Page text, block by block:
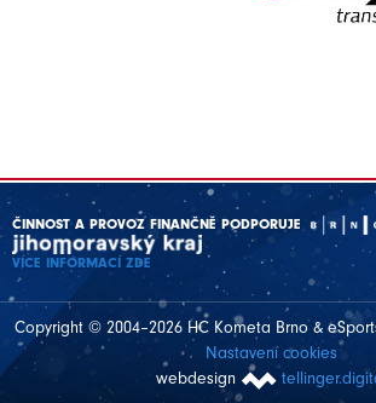
ČINNOST A PROVOZ FINANČNĚ PODPORUJE
VÍCE INFORMACÍ ZDE
Copyright © 2004–2026 HC Kometa Brno &
Nastavení cookies
webdesign